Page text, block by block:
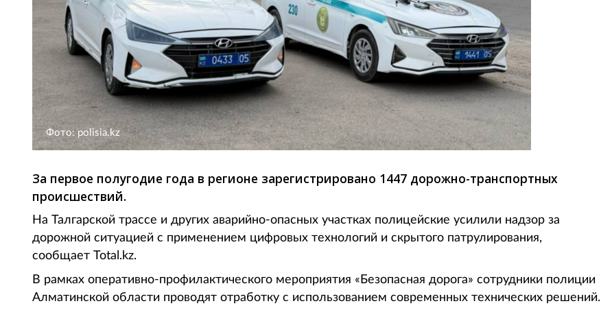
Фото: polisia.kz
За первое полугодие года в регионе зарегистрировано 1447 дорожно-транспортных
происшествий.
На Талгарской трассе и других аварийно-опасных участках полицейские усилили надзор за
дорожной ситуацией с применением цифровых технологий и скрытого патрулирования,
сообщает Total.kz.
В рамках оперативно-профилактического мероприятия «Безопасная дорога» сотрудники полиции
Алматинской области проводят отработку с использованием современных технических решений.